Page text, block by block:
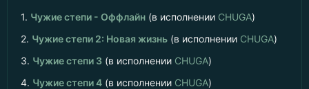
1. Чужие степи - Оффлайн (в исполнении CHUGA)
2. Чужие степи 2: Новая жизнь (в исполнении CHUGA)
3. Чужие степи 3 (в исполнении CHUGA)
4. Чужие степи 4 (в исполнении CHUGA)